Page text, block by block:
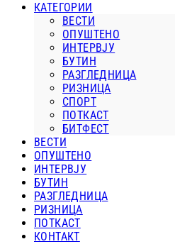
КАТЕГОРИИ
ВЕСТИ
ОПУШТЕНО
ИНТЕРВЈУ
БУТИН
РАЗГЛЕДНИЦА
РИЗНИЦА
СПОРТ
ПОТКАСТ
БИТФЕСТ
ВЕСТИ
ОПУШТЕНО
ИНТЕРВЈУ
БУТИН
РАЗГЛЕДНИЦА
РИЗНИЦА
ПОТКАСТ
КОНТАКТ